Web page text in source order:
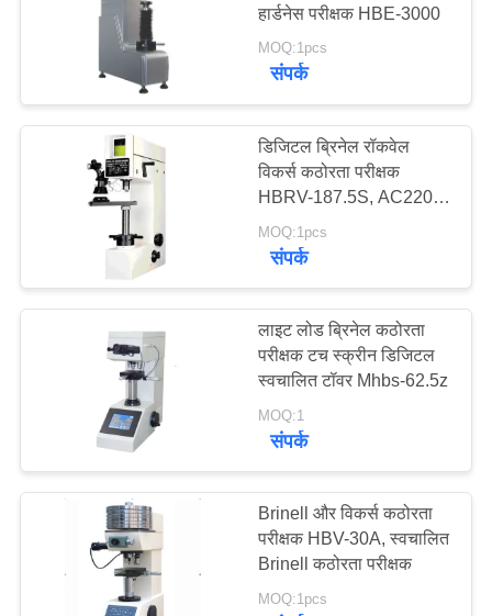
हार्डनेस परीक्षक HBE-3000
MOQ:1pcs
संपर्क
डिजिटल ब्रिनेल रॉकवेल
विकर्स कठोरता परीक्षक
HBRV-187.5S, AC220V
-60 5%, 50-60 हर्ट्ज एक्यूरेट
बैंगन कठोरता परीक्षक
MOQ:1pcs
संपर्क
लाइट लोड ब्रिनेल कठोरता
परीक्षक टच स्क्रीन डिजिटल
स्वचालित टॉवर Mhbs-62.5z
MOQ:1
संपर्क
Brinell और विकर्स कठोरता
परीक्षक HBV-30A, स्वचालित
Brinell कठोरता परीक्षक
MOQ:1pcs